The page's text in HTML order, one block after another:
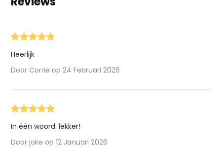
Heerlijk
Door Corrie op 24 Februari 2026
In één woord: lekker!
Door joke op 12 Januari 2026